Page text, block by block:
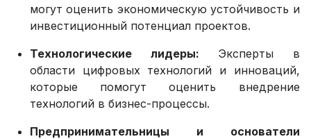
могут оценить экономическую устойчивость и
инвестиционный потенциал проектов.
Технологические лидеры: Эксперты в
области цифровых технологий и инноваций,
которые помогут оценить внедрение
технологий в бизнес-процессы.
Предпринимательницы и основатели